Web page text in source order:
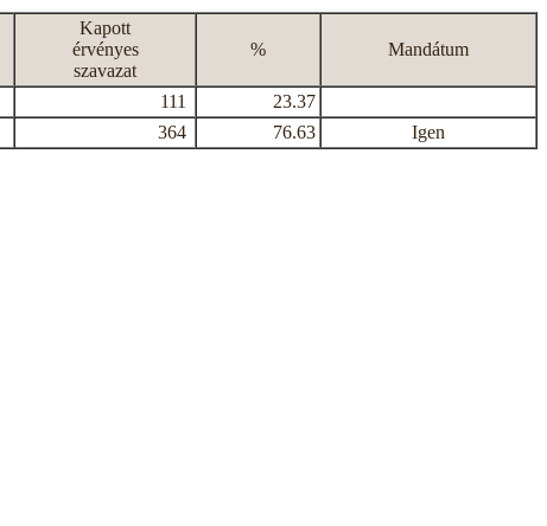
Kapott
érvényes
szavazat
% Mandátum
111
23.37
364 76.63 Igen